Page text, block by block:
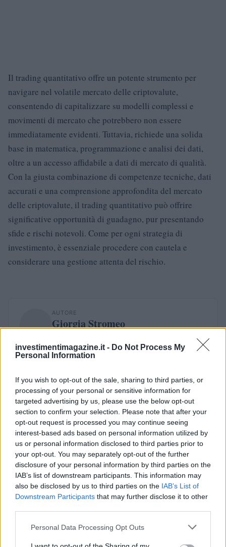
investimentimagazine.it - Do Not Process My
Personal Information
If you wish to opt-out of the sale, sharing to third parties, or
processing of your personal or sensitive information for
targeted advertising by us, please use the below opt-out
section to confirm your selection. Please note that after your
opt-out request is processed you may continue seeing
interest-based ads based on personal information utilized by
us or personal information disclosed to third parties prior to
your opt-out. You may separately opt-out of the further
disclosure of your personal information by third parties on the
IAB’s list of downstream participants. This information may
also be disclosed by us to third parties on the IAB’s List of
Downstream Participants that may further disclose it to other
Please note that this website/app uses one or more Google
Personal Data Processing Opt Outs
Il trading quantitativo offre un potente strumento per
navigare nel volatile mercato delle criptovalute,
consentendo di capitalizzare su modelli complessi e
movimenti di mercato che potrebbero non essere
immediatamente evidenti. Tuttavia, richiede una solida
base in matematica, programmazione e analisi dei dati,
oltre a un accesso affidabile a dati di mercato di qualità.
Con la giusta combinazione di competenze tecniche, dati
accurati e una comprensione approfondita del mercato
delle criptovalute, il trading quantitativo può offrire
significative opportunità di guadagno, pur presentando
sfide e rischi notevoli. Come per ogni strategia di
investimento, è essenziale procedere con cautela e
considerare una gestione attenta del rischio.
AUTORE
Giorgia Stromeo